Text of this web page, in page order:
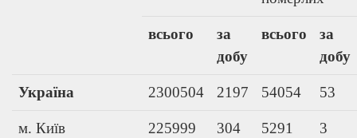
всього
за
добу
всього
за
добу
Україна 2300504 2197 54054 53
м. Київ 225999 304 5291 3